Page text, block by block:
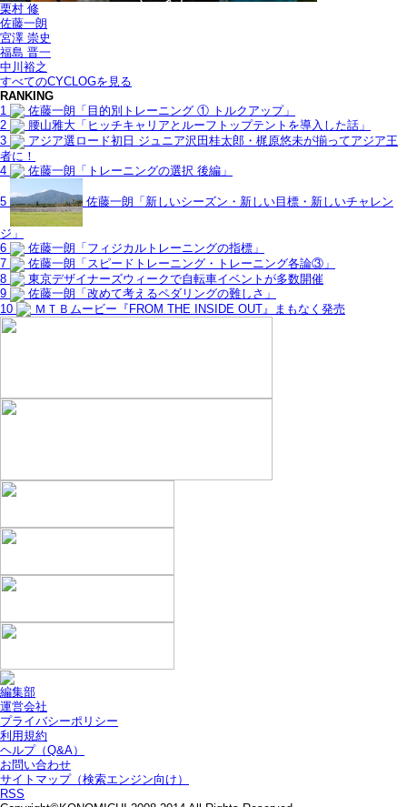
栗村 修
佐藤一朗
宮澤 崇史
福島 晋一
中川裕之
すべてのCYCLOGを見る
RANKING
1
佐藤一朗「目的別トレーニング ① トルクアップ」
2
腰山雅大「ヒッチキャリアとルーフトップテントを導入した話」
3
アジア選ロード初日 ジュニア沢田桂太郎・梶原悠未が揃ってアジア王
者に！
4
佐藤一朗「トレーニングの選択 後編」
5 佐藤一朗「新しいシーズン・新しい目標・新しいチャレン
ジ」
6
佐藤一朗「フィジカルトレーニングの指標」
7
佐藤一朗「スピードトレーニング・トレーニング各論③」
8
東京デザイナーズウィークで自転車イベントが多数開催
9
佐藤一朗「改めて考えるペダリングの難しさ」
10
ＭＴＢムービー『FROM THE INSIDE OUT』まもなく発売
編集部
運営会社
プライバシーポリシー
利用規約
ヘルプ（Q&A）
お問い合わせ
サイトマップ（検索エンジン向け）
RSS